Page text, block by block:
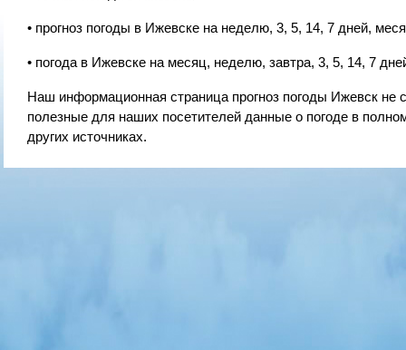
• прогноз погоды в Ижевске на неделю, 3, 5, 14, 7 дней,
• погода в Ижевске на месяц, неделю, завтра, 3, 5, 14, 7
Наш информационная страница прогноз погоды Ижевск
полезные для наших посетителей данные о погоде в
других источниках.